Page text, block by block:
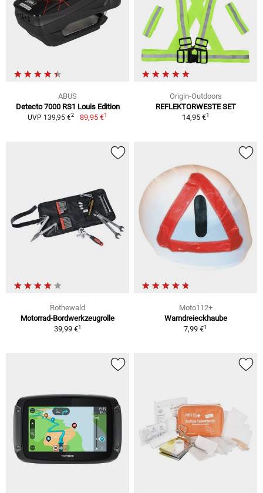
ABUS
Detecto 7000 RS1 Louis Edition
UVP 139,95 €2 89,95 €1
Origin-Outdoors
REFLEKTORWESTE SET
14,95 €1
Rothewald
Motorrad-Bordwerkzeugrolle
39,99 €1
Moto112+
Warndreieckhaube
7,99 €1